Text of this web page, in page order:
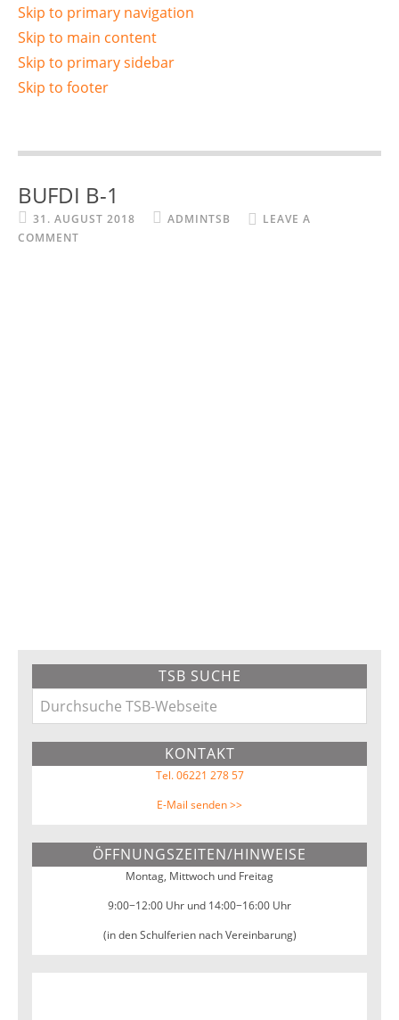
Skip to primary navigation
Skip to main content
Skip to primary sidebar
Skip to footer
BUFDI B-1
31. AUGUST 2018 ADMINTSB
LEAVE A
COMMENT
Sidebar
TSB SUCHE
Durchsuche
TSB-
KONTAKT
Tel. 06221 278 57
E-Mail senden >>
ÖFFNUNGSZEITEN/HINWEISE
Montag, Mittwoch und Freitag
9:00−12:00 Uhr und 14:00−16:00 Uhr
(in den Schulferien nach Vereinbarung)